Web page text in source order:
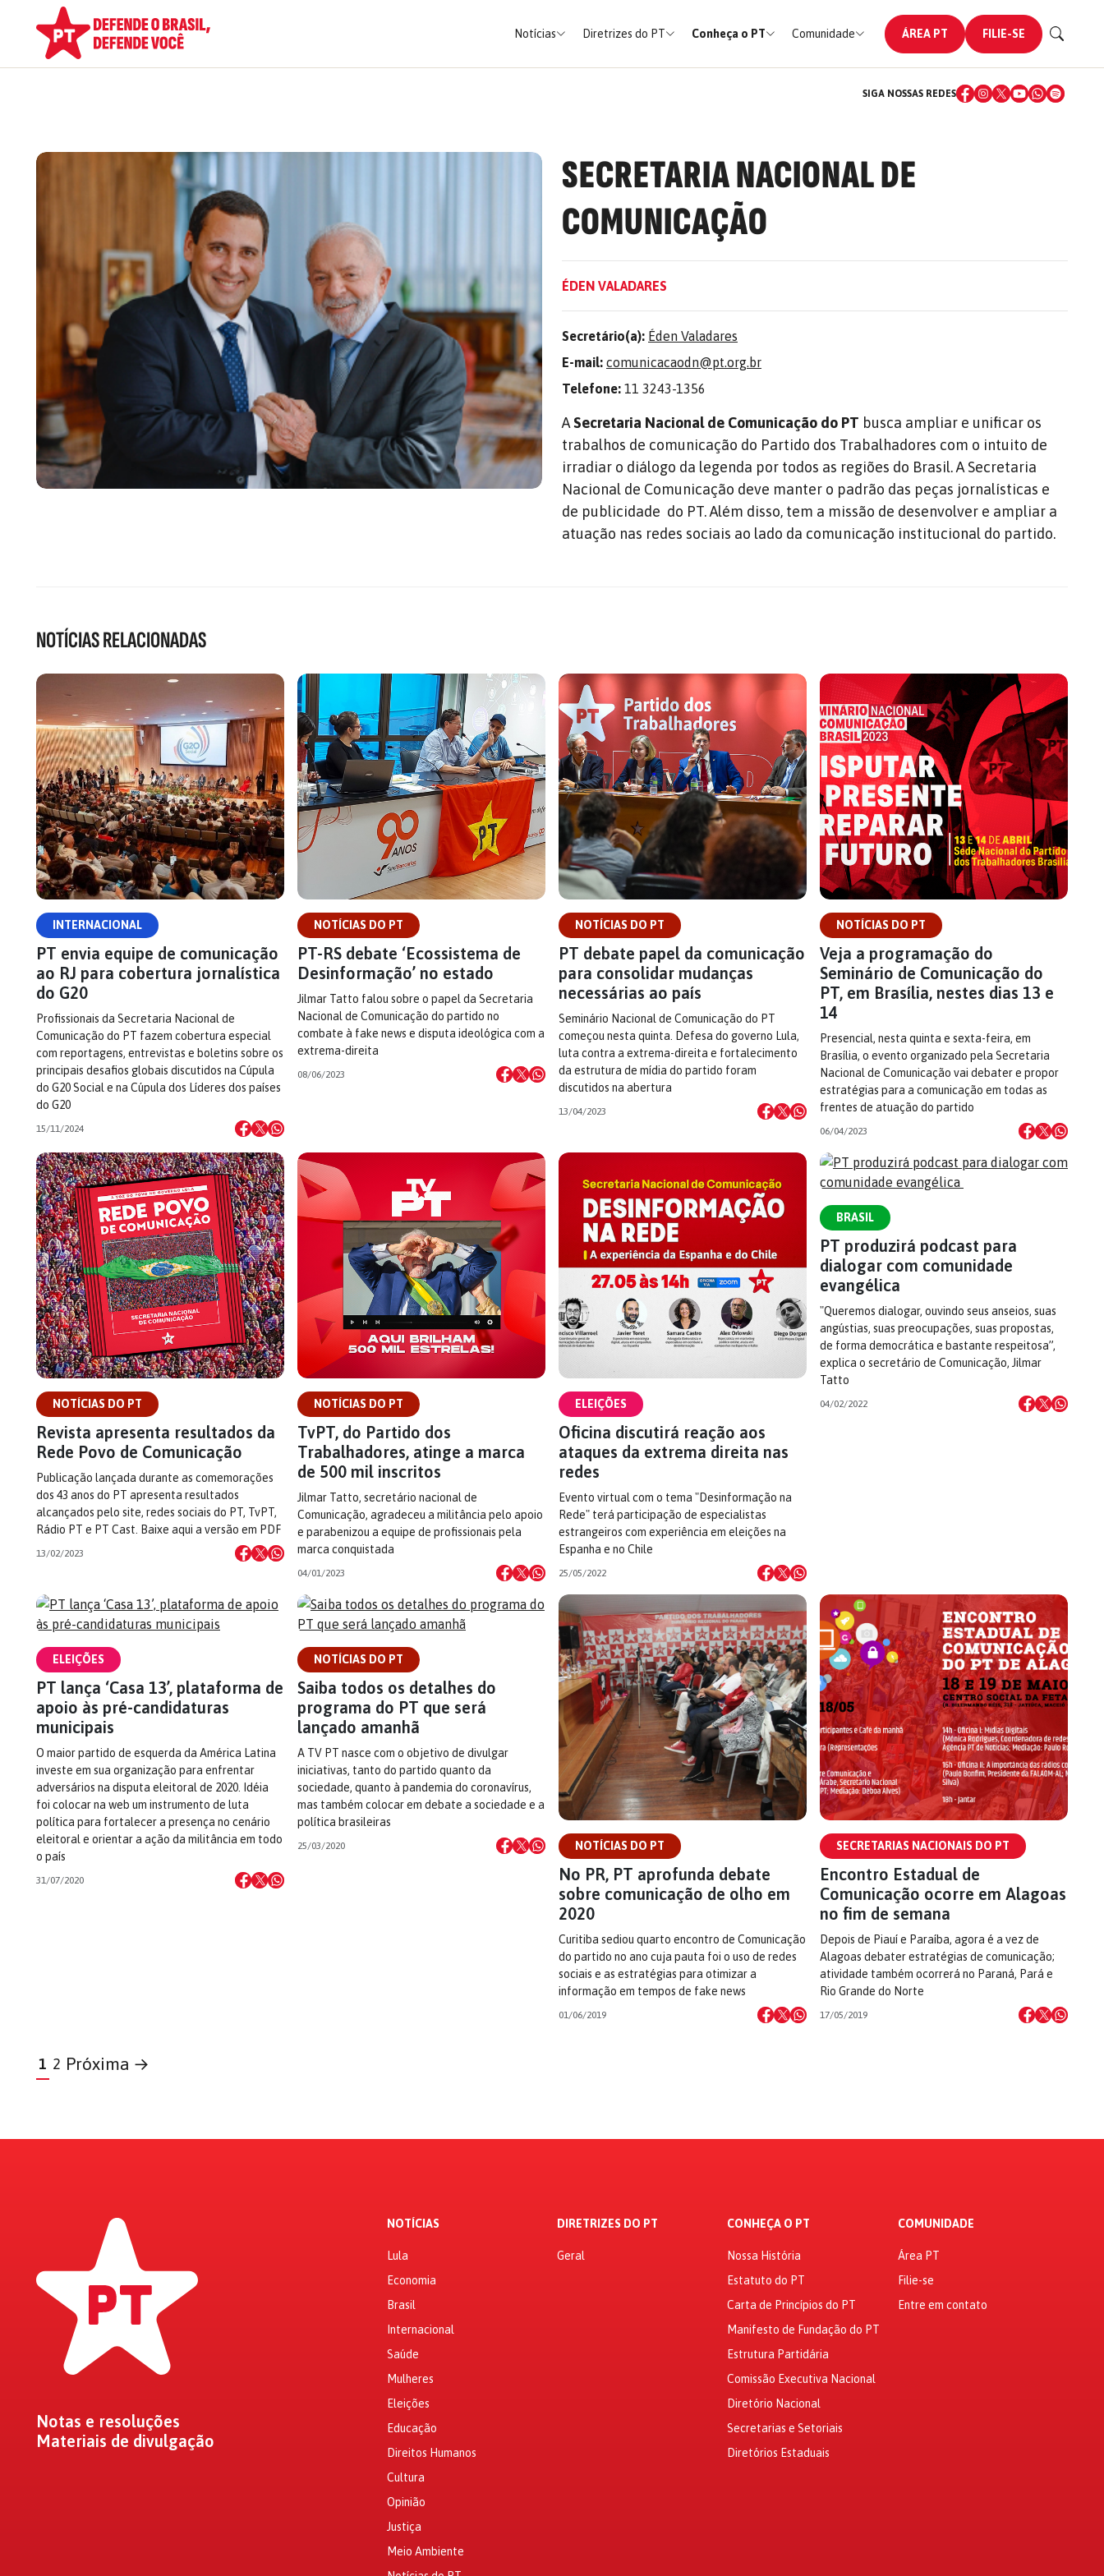
Notícias Diretrizes do PT Conheça o PT Comunidade ÁREA PT FILIE-SE
SIGA NOSSAS REDES
SECRETARIA NACIONAL DE
COMUNICAÇÃO
ÉDEN VALADARES
Secretário(a): Éden Valadares
E-mail: comunicacaodn@pt.org.br
Telefone: 11 3243-1356
ASecretaria Nacional de Comunicação do PT busca ampliar e unificar os
trabalhos de comunicação do Partido dos Trabalhadores com o intuito de
irradiar o diálogo da legenda por todos as regiões do Brasil. A Secretaria
Nacional de Comunicação deve manter o padrão das peças jornalísticas e
de publicidade do PT. Além disso, tem a missão de desenvolver e ampliar a
atuação nas redes sociais ao lado da comunicação institucional do partido.
NOTÍCIAS RELACIONADAS
INTERNACIONAL
PT envia equipe de comunicação
ao RJ para cobertura jornalística
do G20
Profissionais da Secretaria Nacional de
Comunicação do PT fazem cobertura especial
com reportagens, entrevistas e boletins sobre os
principais desafios globais discutidos na Cúpula
do G20 Social e na Cúpula dos Líderes dos países
do G20
15/11/2024
NOTÍCIAS DO PT
PT-RS debate ‘Ecossistema de
Desinformação’ no estado
Jilmar Tatto falou sobre o papel da Secretaria
Nacional de Comunicação do partido no
combate à fake news e disputa ideológica com a
extrema-direita
08/06/2023
NOTÍCIAS DO PT
PT debate papel da comunicação
para consolidar mudanças
necessárias ao país
Seminário Nacional de Comunicação do PT
começou nesta quinta. Defesa do governo Lula,
luta contra a extrema-direita e fortalecimento
da estrutura de mídia do partido foram
discutidos na abertura
13/04/2023
NOTÍCIAS DO PT
Veja a programação do
Seminário de Comunicação do
PT, em Brasília, nestes dias 13 e
14
Presencial, nesta quinta e sexta-feira, em
Brasília, o evento organizado pela Secretaria
Nacional de Comunicação vai debater e propor
estratégias para a comunicação em todas as
frentes de atuação do partido
06/04/2023
NOTÍCIAS DO PT
Revista apresenta resultados da
Rede Povo de Comunicação
Publicação lançada durante as comemorações
dos 43 anos do PT apresenta resultados
alcançados pelo site, redes sociais do PT, TvPT,
Rádio PT e PT Cast. Baixe aqui a versão em PDF
13/02/2023
NOTÍCIAS DO PT
TvPT, do Partido dos
Trabalhadores, atinge a marca
de 500 mil inscritos
Jilmar Tatto, secretário nacional de
Comunicação, agradeceu a militância pelo apoio
e parabenizou a equipe de profissionais pela
marca conquistada
04/01/2023
ELEIÇÕES
Oficina discutirá reação aos
ataques da extrema direita nas
redes
Evento virtual com o tema "Desinformação na
Rede" terá participação de especialistas
estrangeiros com experiência em eleições na
Espanha e no Chile
25/05/2022
BRASIL
PT produzirá podcast para
dialogar com comunidade
evangélica
"Queremos dialogar, ouvindo seus anseios, suas
angústias, suas preocupações, suas propostas,
de forma democrática e bastante respeitosa”,
explica o secretário de Comunicação, Jilmar
Tatto
04/02/2022
ELEIÇÕES
PT lança ‘Casa 13’, plataforma de
apoio às pré-candidaturas
municipais
O maior partido de esquerda da América Latina
investe em sua organização para enfrentar
adversários na disputa eleitoral de 2020. Idéia
foi colocar na web um instrumento de luta
política para fortalecer a presença no cenário
eleitoral e orientar a ação da militância em todo
o país
31/07/2020
NOTÍCIAS DO PT
Saiba todos os detalhes do
programa do PT que será
lançado amanhã
A TV PT nasce com o objetivo de divulgar
iniciativas, tanto do partido quanto da
sociedade, quanto à pandemia do coronavírus,
mas também colocar em debate a sociedade e a
política brasileiras
25/03/2020 NOTÍCIAS DO PT
No PR, PT aprofunda debate
sobre comunicação de olho em
2020
Curitiba sediou quarto encontro de Comunicação
do partido no ano cuja pauta foi o uso de redes
sociais e as estratégias para otimizar a
informação em tempos de fake news
01/06/2019
SECRETARIAS NACIONAIS DO PT
Encontro Estadual de
Comunicação ocorre em Alagoas
no fim de semana
Depois de Piauí e Paraíba, agora é a vez de
Alagoas debater estratégias de comunicação;
atividade também ocorrerá no Paraná, Pará e
Rio Grande do Norte
17/05/2019
1 2 Próxima →
Notas e resoluções
Materiais de divulgação
NOTÍCIAS
Lula
Economia
Brasil
Internacional
Saúde
Mulheres
Eleições
Educação
Direitos Humanos
Cultura
Opinião
Justiça
Meio Ambiente
DIRETRIZES DO PT
Geral
CONHEÇA O PT
Nossa História
Estatuto do PT
Carta de Princípios do PT
Manifesto de Fundação do PT
Estrutura Partidária
Comissão Executiva Nacional
Diretório Nacional
Secretarias e Setoriais
Diretórios Estaduais
COMUNIDADE
Área PT
Filie-se
Entre em contato